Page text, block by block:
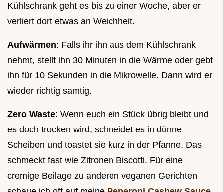
Kühlschrank geht es bis zu einer Woche, aber er
verliert dort etwas an Weichheit.
Aufwärmen: Falls ihr ihn aus dem Kühlschrank
nehmt, stellt ihn 30 Minuten in die Wärme oder gebt
ihn für 10 Sekunden in die Mikrowelle. Dann wird er
wieder richtig samtig.
Zero Waste: Wenn euch ein Stück übrig bleibt und
es doch trocken wird, schneidet es in dünne
Scheiben und toastet sie kurz in der Pfanne. Das
schmeckt fast wie Zitronen Biscotti. Für eine
cremige Beilage zu anderen veganen Gerichten